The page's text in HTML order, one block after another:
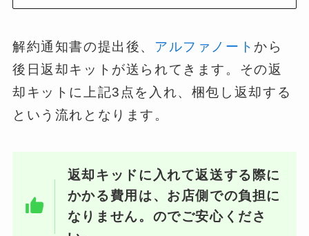
解約通知書の提出後、 アルファノート から
後日返却キットが送られてきます。その返
却キットに上記3点を入れ、梱包し返却する
という流れとなります。
返却キッドに入れて返送する際に
かかる費用は、お店側での負担に
なりません。のでご安心くださ